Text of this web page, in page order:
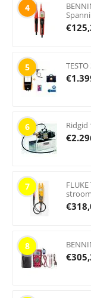
4
€
5
€
6 Ridgid
€
7
€
8
€